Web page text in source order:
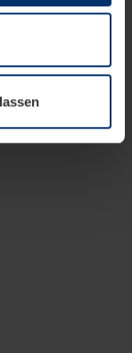
benötigen
Sie jederzeit
oder